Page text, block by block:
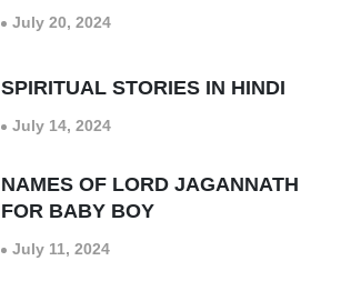
July 20, 2024
SPIRITUAL STORIES IN HINDI
July 14, 2024
NAMES OF LORD JAGANNATH
FOR BABY BOY
July 11, 2024